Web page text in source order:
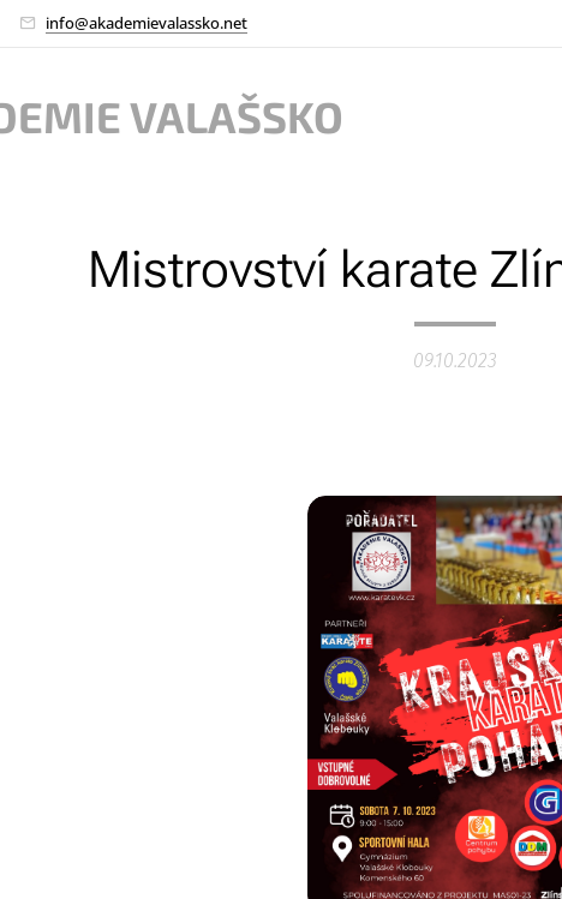
info@akademievalassko.net
VALAŠSKO
Mistrovství karate
09.10.2023